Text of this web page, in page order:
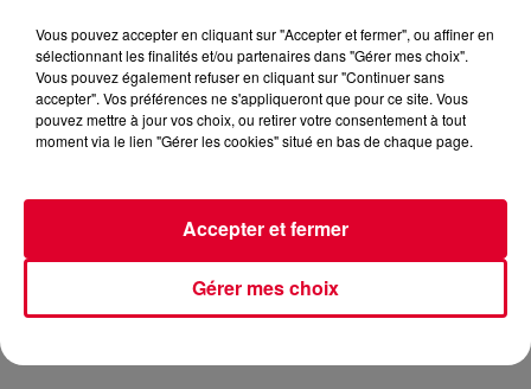
Vous pouvez accepter en cliquant sur "Accepter et fermer", ou affiner en
sélectionnant les finalités et/ou partenaires dans "Gérer mes choix".
Vous pouvez également refuser en cliquant sur "Continuer sans
accepter". Vos préférences ne s'appliqueront que pour ce site. Vous
pouvez mettre à jour vos choix, ou retirer votre consentement à tout
moment via le lien "Gérer les cookies" situé en bas de chaque page.
Gérer mes choix
Accepter et fermer